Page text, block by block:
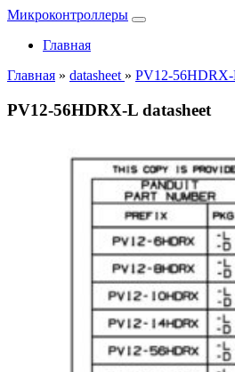
Микроконтроллеры
Главная
Главная » datasheet » PV12-56HDRX-
PV12-56HDRX-L datasheet